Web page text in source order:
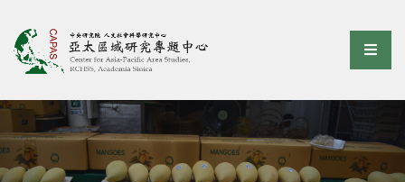
亞太區域研究專題中心選
:::